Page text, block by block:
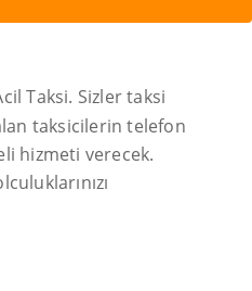
Taksi. Sizler taksi
taksicilerin telefon
hizmeti verecek.